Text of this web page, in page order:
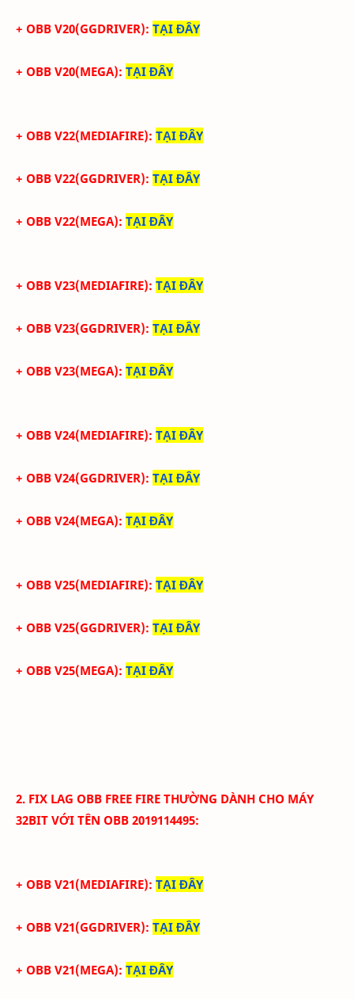
+ OBB V20(GGDRIVER): TẠI ĐÂY
+ OBB V20(MEGA): TẠI ĐÂY
+ OBB V22(MEDIAFIRE): TẠI ĐÂY
+ OBB V22(GGDRIVER): TẠI ĐÂY
+ OBB V22(MEGA): TẠI ĐÂY
+ OBB V23(MEDIAFIRE): TẠI ĐÂY
+ OBB V23(GGDRIVER): TẠI ĐÂY
+ OBB V23(MEGA): TẠI ĐÂY
+ OBB V24(MEDIAFIRE): TẠI ĐÂY
+ OBB V24(GGDRIVER): TẠI ĐÂY
+ OBB V24(MEGA): TẠI ĐÂY
+ OBB V25(MEDIAFIRE): TẠI ĐÂY
+ OBB V25(GGDRIVER): TẠI ĐÂY
+ OBB V25(MEGA): TẠI ĐÂY
2. FIX LAG OBB FREE FIRE THƯỜNG DÀNH CHO MÁY
32BIT VỚI TÊN OBB 2019114495:
+ OBB V21(MEDIAFIRE): TẠI ĐÂY
+ OBB V21(GGDRIVER): TẠI ĐÂY
+ OBB V21(MEGA): TẠI ĐÂY